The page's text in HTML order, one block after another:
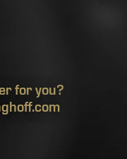
for you?